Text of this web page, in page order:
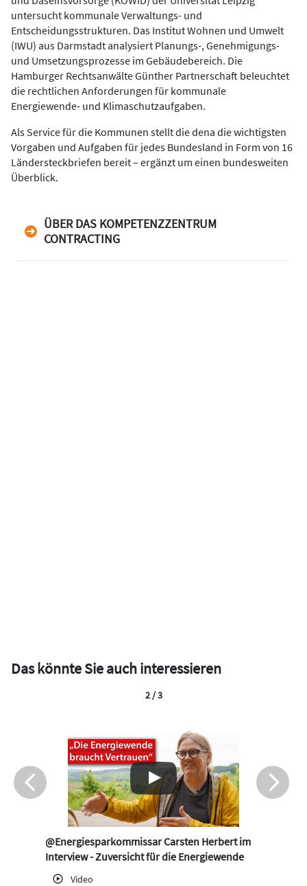
untersucht kommunale Verwaltungs- und
Entscheidungsstrukturen. Das Institut Wohnen und Umwelt
(IWU) aus Darmstadt analysiert Planungs-, Genehmigungs-
und Umsetzungsprozesse im Gebäudebereich. Die
Hamburger Rechtsanwälte Günther Partnerschaft beleuchtet
die rechtlichen Anforderungen für kommunale
Energiewende- und Klimaschutzaufgaben.
Als Service für die Kommunen stellt die dena die wichtigsten
Vorgaben und Aufgaben für jedes Bundesland in Form von 16
Ländersteckbriefen bereit – ergänzt um einen bundesweiten
Überblick.
ÜBER DAS KOMPETENZZENTRUM
CONTRACTING
Das könnte Sie auch interessieren
@Energiesparkommissar Carsten Herbert im
Interview - Zuversicht für die Energiewende
Video
2 / 3